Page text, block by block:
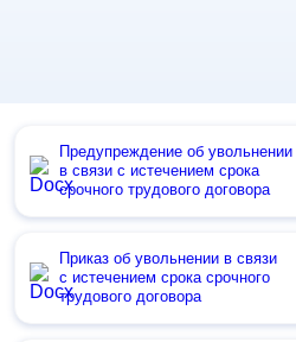
Предупреждение об увольнении
в связи с истечением срока
срочного трудового договора
Приказ об увольнении в связи
с истечением срока срочного
трудового договора